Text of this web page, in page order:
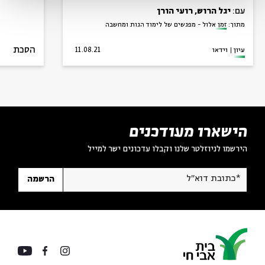
עם: יגל הרוש, רועי הורן
מתוך: זמן אלול - מפגשים של לימוד הגות ומחשבה
עיון וידאו 11.08.21 הסכת
הישארו מעודכנים
הירשמו לניוזלטר שלנו וקבלו עדכונים ישר למייל
*כתובת דוא"ל הרשמה